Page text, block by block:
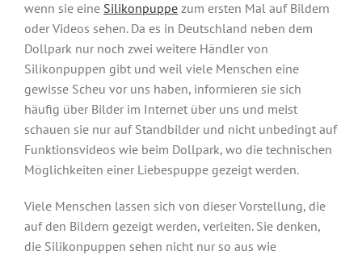
wenn sie eine Silikonpuppe zum ersten Mal auf Bildern
oder Videos sehen. Da es in Deutschland neben dem
Dollpark nur noch zwei weitere Händler von
Silikonpuppen gibt und weil viele Menschen eine
gewisse Scheu vor uns haben, informieren sie sich
häufig über Bilder im Internet über uns und meist
schauen sie nur auf Standbilder und nicht unbedingt auf
Funktionsvideos wie beim Dollpark, wo die technischen
Möglichkeiten einer Liebespuppe gezeigt werden.
Viele Menschen lassen sich von dieser Vorstellung, die
auf den Bildern gezeigt werden, verleiten. Sie denken,
die Silikonpuppen sehen nicht nur so aus wie